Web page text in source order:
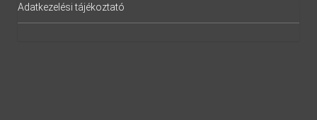
Adatkezelési tájékoztató